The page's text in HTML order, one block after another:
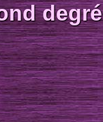
degré